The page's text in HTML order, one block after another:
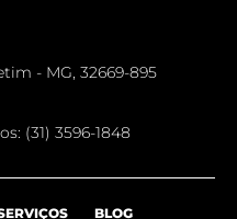
- MG, 32669-895
(31) 3596-1848
BLOG